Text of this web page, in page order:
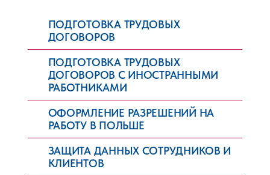
ПОДГОТОВКА ТРУДОВЫХ
ДОГОВОРОВ
ПОДГОТОВКА ТРУДОВЫХ
ДОГОВОРОВ С ИНОСТРАННЫМИ
РАБОТНИКАМИ
ОФОРМЛЕНИЕ РАЗРЕШЕНИЙ НА
РАБОТУ В ПОЛЬШЕ
ЗАЩИТА ДАННЫХ СОТРУДНИКОВ И
КЛИЕНТОВ